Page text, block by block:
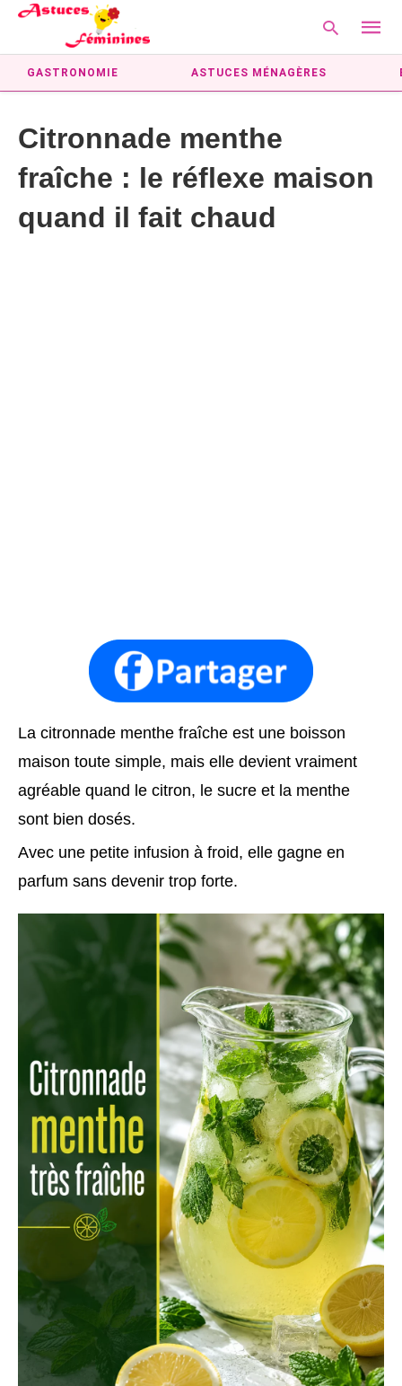
search
query
GASTRONOMIE ASTUCES MÉNAGÈRES
Citronnade menthe
fraîche : le réflexe maison
quand il fait chaud
La citronnade menthe fraîche est une boisson
maison toute simple, mais elle devient vraiment
agréable quand le citron, le sucre et la menthe
sont bien dosés.
Avec une petite infusion à froid, elle gagne en
parfum sans devenir trop forte.